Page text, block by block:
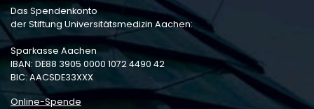
Das Spendenkonto
der Stiftung Universitätsmedizin Aachen:
Sparkasse Aachen
IBAN: DE88 3905 0000 1072 4490 42
BIC: AACSDE33XXX
Online-Spende